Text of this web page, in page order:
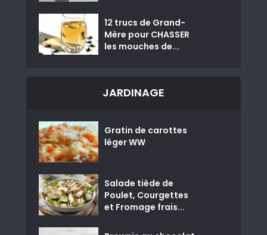
12 trucs de Grand-
Mère pour CHASSER
les mouches de...
JARDINAGE
Gratin de carottes
léger WW
Salade tiède de
Poulet, Courgettes
et Fromage frais...